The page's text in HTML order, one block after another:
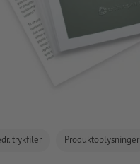
trykfiler Produktoplysninger